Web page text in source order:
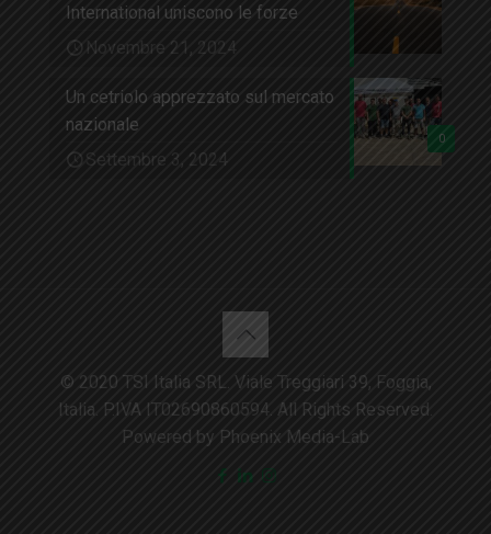
International uniscono le forze
Novembre 21, 2024
0
Un cetriolo apprezzato sul mercato
nazionale
Settembre 3, 2024
© 2020 TSI Italia SRL. Viale Treggiari 39, Foggia,
Italia. P.IVA IT02690860594. All Rights Reserved.
Powered by Phoenix Media-Lab